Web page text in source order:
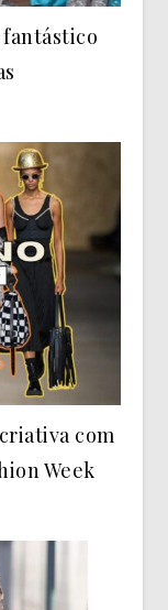
fantástico
com
Week